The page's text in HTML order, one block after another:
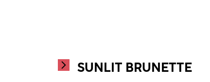
SUNLIT BRUNETTE